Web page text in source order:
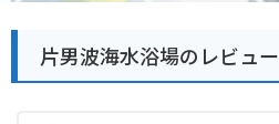
片男波海水浴場のレビュー